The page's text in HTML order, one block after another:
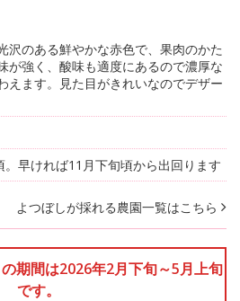
沢のある鮮やかな赤色で、果肉のかた
が強く、酸味も適度にあるので濃厚な
えます。見た目がきれいなのでデザー
。早ければ11月下旬頃から出回ります
よつぼしが採れる農園一覧はこちら
期間は2026年2月下旬～5月上旬
です。